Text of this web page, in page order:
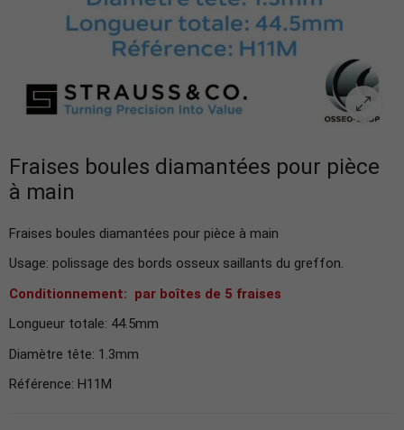
Fraises boules diamantées pour pièce
à main
Fraises boules diamantées pour pièce à main
Usage: polissage des bords osseux saillants du greffon.
Conditionnement: par boîtes de 5 fraises
Longueur totale: 44.5mm
Diamètre tête: 1.3mm
Référence: H11M